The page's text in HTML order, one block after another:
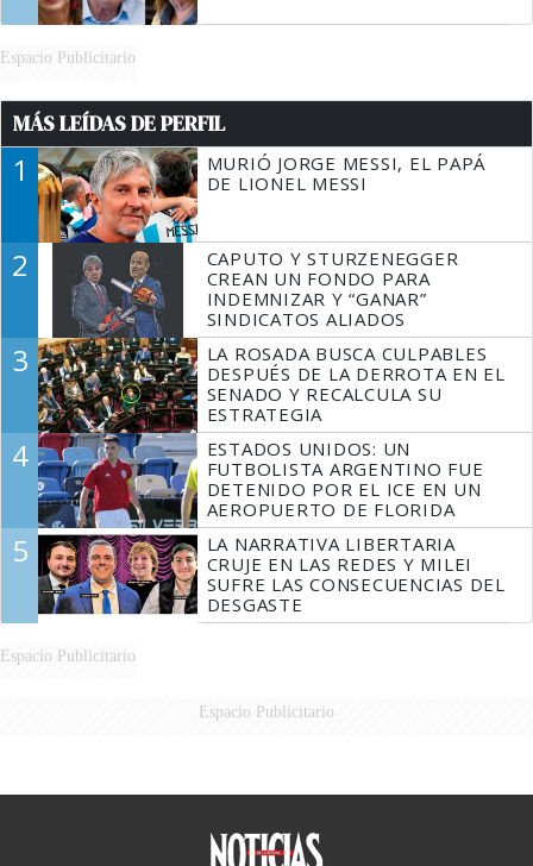
Espacio Publicitario
MÁS LEÍDAS DE PERFIL
1
MURIÓ JORGE MESSI, EL PAPÁ
DE LIONEL MESSI
2
CAPUTO Y STURZENEGGER
CREAN UN FONDO PARA
INDEMNIZAR Y “GANAR”
SINDICATOS ALIADOS
3
LA ROSADA BUSCA CULPABLES
DESPUÉS DE LA DERROTA EN EL
SENADO Y RECALCULA SU
ESTRATEGIA
4
ESTADOS UNIDOS: UN
FUTBOLISTA ARGENTINO FUE
DETENIDO POR EL ICE EN UN
AEROPUERTO DE FLORIDA
5
LA NARRATIVA LIBERTARIA
CRUJE EN LAS REDES Y MILEI
SUFRE LAS CONSECUENCIAS DEL
DESGASTE
Espacio Publicitario
Espacio Publicitario